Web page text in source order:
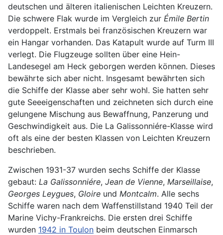
deutschen und älteren italienischen Leichten Kreuzern.
Die schwere Flak wurde im Vergleich zur Émile Bertin
verdoppelt. Erstmals bei französischen Kreuzern war
ein Hangar vorhanden. Das Katapult wurde auf Turm III
verlegt. Die Flugzeuge sollten über eine Hein-
Landesegel am Heck geborgen werden können. Dieses
bewährte sich aber nicht. Insgesamt bewährten sich
die Schiffe der Klasse aber sehr wohl. Sie hatten sehr
gute Seeeigenschaften und zeichneten sich durch eine
gelungene Mischung aus Bewaffnung, Panzerung und
Geschwindigkeit aus. Die La Galissonniére-Klasse wird
oft als eine der besten Klassen von Leichten Kreuzern
beschrieben.
Zwischen 1931-37 wurden sechs Schiffe der Klasse
gebaut: La Galissonniére, Jean de Vienne, Marseillaise,
Georges Leygues, Gloire und Montcalm. Alle sechs
Schiffe waren nach dem Waffenstillstand 1940 Teil der
Marine Vichy-Frankreichs. Die ersten drei Schiffe
wurden 1942 in Toulon beim deutschen Einmarsch